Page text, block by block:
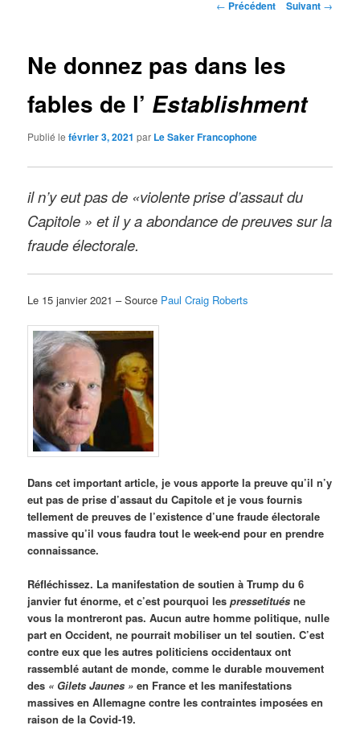
Navigation
← Précédent Suivant →
Ne donnez pas dans les
fables de l’ Establishment
Publié lefévrier 3, 2021 par Le Saker Francophone
il n’y eut pas de «violente prise d’assaut du
Capitole » et il y a abondance de preuves sur la
fraude électorale.
Le 15 janvier 2021 – Source Paul Craig Roberts
Dans cet important article, je vous apporte la preuve qu’il n’y
eut pas de prise d’assaut du Capitole et je vous fournis
tellement de preuves de l’existence d’une fraude électorale
massive qu’il vous faudra tout le week-end pour en prendre
connaissance.
Réfléchissez. La manifestation de soutien à Trump du 6
janvier fut énorme, et c’est pourquoi lespressetitués ne
vous la montreront pas. Aucun autre homme politique, nulle
part en Occident, ne pourrait mobiliser un tel soutien. C’est
contre eux que les autres politiciens occidentaux ont
rassemblé autant de monde, comme le durable mouvement
des « Gilets Jaunes » en France et les manifestations
massives en Allemagne contre les contraintes imposées en
raison de la Covid-19.